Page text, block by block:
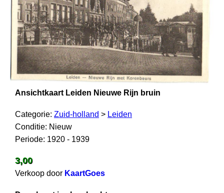
Ansichtkaart Leiden Nieuwe Rijn bruin
Categorie: Zuid-holland > Leiden
Conditie: Nieuw
Periode: 1920 - 1939
3,00
Verkoop door KaartGoes